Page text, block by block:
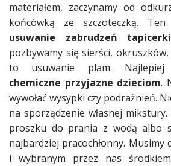
materiałem, zaczynamy od
końcówką ze szczoteczką.
usuwanie zabrudzeń tapicerki
pozbywamy się sierści,
to usuwanie plam.
chemiczne przyjazne dzieciom.
wywołać wysypki czy podrażnień.
na sporządzenie własnej
proszku do prania z wodą albo
najbardziej pracochłonny. Musimy
i wybranym przez nas